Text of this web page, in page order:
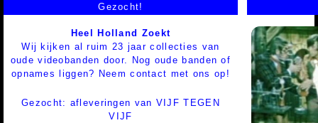
Gezocht!
Heel Holland Zoekt
Wij kijken al ruim 23 jaar collecties van
oude videobanden door. Nog oude banden of
opnames liggen? Neem contact met ons op!
Gezocht: afleveringen van VIJF TEGEN
VIJF